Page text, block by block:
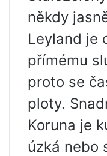
někdy
Leyland je
přímému
proto se
ploty.
Koruna je
úzká nebo